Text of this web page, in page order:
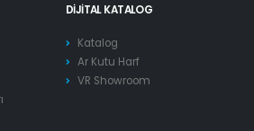
DIJITAL KATALOG
Katalog
Ar Kutu Harf
VR Showroom